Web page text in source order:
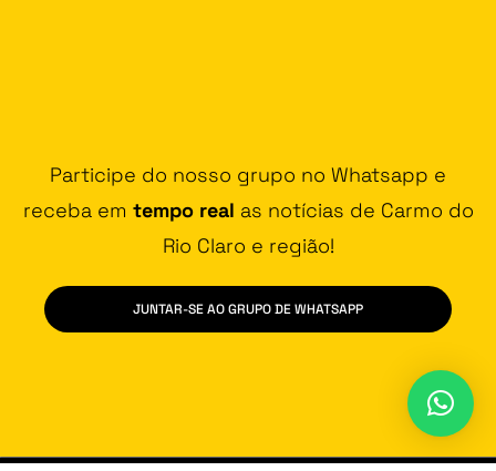
Participe do nosso grupo no Whatsapp e
receba em tempo real as notícias de Carmo do
Rio Claro e região!
JUNTAR-SE AO GRUPO DE WHATSAPP